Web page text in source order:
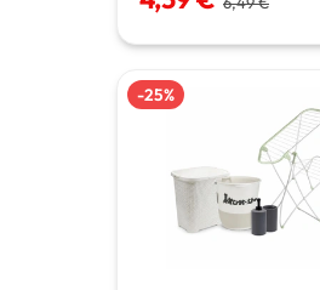
-25%